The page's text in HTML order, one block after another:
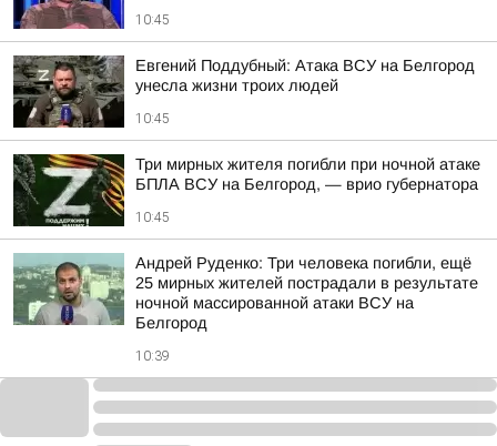
10:45
Евгений Поддубный: Атака ВСУ на Белгород
унесла жизни троих людей
10:45
Три мирных жителя погибли при ночной атаке
БПЛА ВСУ на Белгород, — врио губернатора
10:45
Андрей Руденко: Три человека погибли, ещё
25 мирных жителей пострадали в результате
ночной массированной атаки ВСУ на
Белгород
10:39